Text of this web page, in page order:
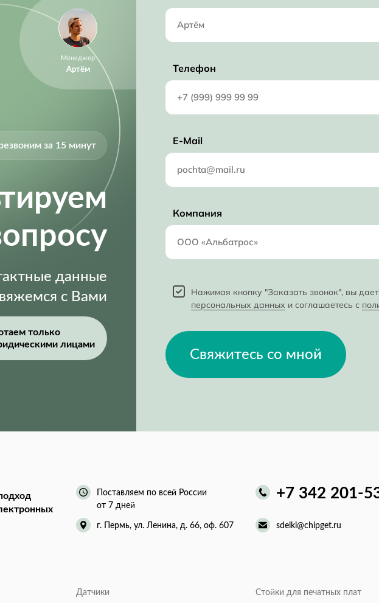
Менеджер
Артём
за 15 минут
данные
с Вами
только
лицами
Телефон
E-Mail
Компания
Нажимая кнопку "Заказать звонок", вы
персональных данных и соглашаетесь с
Свяжитесь со мной
Поставляем по всей России
от 7 дней
+7 342 201-
г. Пермь, ул. Ленина, д. 66, оф. 607 sdelki@chipget.ru
Датчики Стойки для печатных плат